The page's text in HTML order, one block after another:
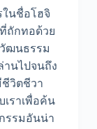
ในชื่อโฮจิ
ถักทอด้วย
ฒนธรรม
นไปจนถึง
วิตชีวา
เราเพื่อค้น
รรมอันน่า